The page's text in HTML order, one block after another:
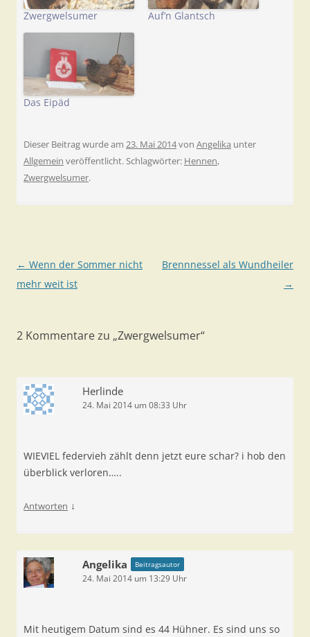
Zwergwelsumer Auf’n Glantsch
Das Eipäd
Dieser Beitrag wurde am 23. Mai 2014von Angelika unter
Allgemein veröffentlicht. Schlagwörter: Hennen,
Zwergwelsumer.
Beitragsnavigation
← Wenn der Sommer nicht
mehr weit ist
Brennnessel als Wundheiler
→
2 Kommentare zu „Zwergwelsumer“
Herlinde
24. Mai 2014 um 08:33 Uhr
WIEVIEL federvieh zählt denn jetzt eure schar? i hob den
überblick verloren…..
Antworten ↓
Angelika Beitragsautor
24. Mai 2014 um 13:29 Uhr
Mit heutigem Datum sind es 44 Hühner. Es sind uns so